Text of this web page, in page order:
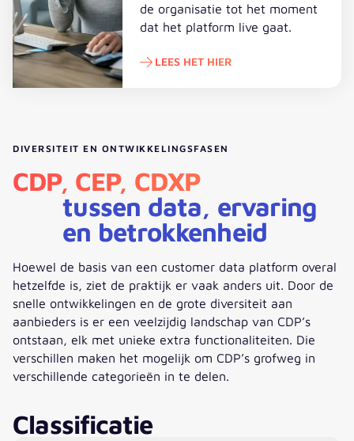
de organisatie tot het moment
dat het platform live gaat.
LEES HET HIER
DIVERSITEIT EN ONTWIKKELINGSFASEN
CDP, CEP, CDXP
tussen data, ervaring
en betrokkenheid
Hoewel de basis van een customer data platform overal
hetzelfde is, ziet de praktijk er vaak anders uit. Door de
snelle ontwikkelingen en de grote diversiteit aan
aanbieders is er een veelzijdig landschap van CDP’s
ontstaan, elk met unieke extra functionaliteiten. Die
verschillen maken het mogelijk om CDP’s grofweg in
verschillende categorieën in te delen.
Classificatie